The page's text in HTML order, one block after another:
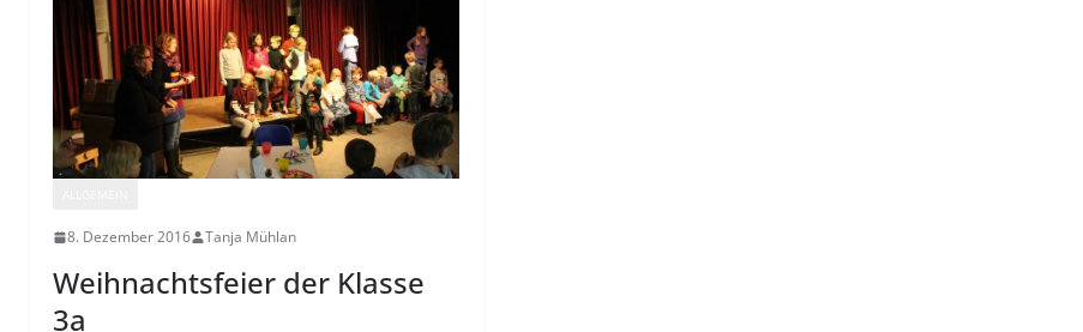
8. Dezember 2016 Tanja Mühlan
Weihnachtsfeier der Klasse
3a